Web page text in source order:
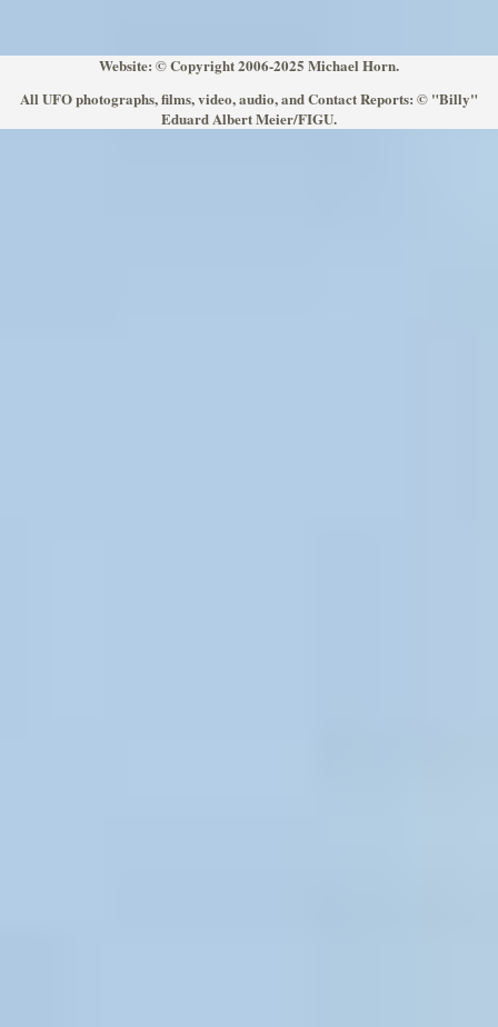
Website: © Copyright 2006-2025 Michael Horn.
All UFO photographs, films, video, audio, and Contact Reports: © "Billy"
Eduard Albert Meier/FIGU.